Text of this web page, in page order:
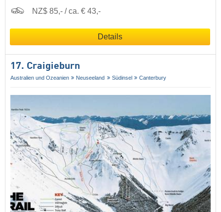
NZ$ 85,- / ca. € 43,-
Details
17. Craigieburn
Australien und Ozeanien Neuseeland Südinsel Canterbury